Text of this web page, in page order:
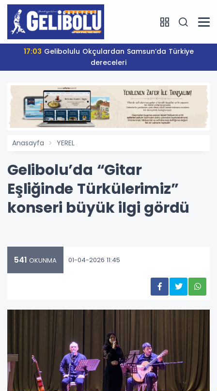
17:03
dereceleri
Anasayfa YEREL
Gelibolu’da “Gitar
Eşliğinde Türkülerimiz”
konseri büyük ilgi gördü
541 OKUNMA 01-04-2026 11:45